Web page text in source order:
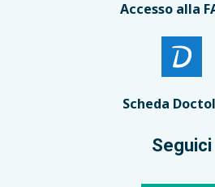
Accesso alla
Scheda
Seguici